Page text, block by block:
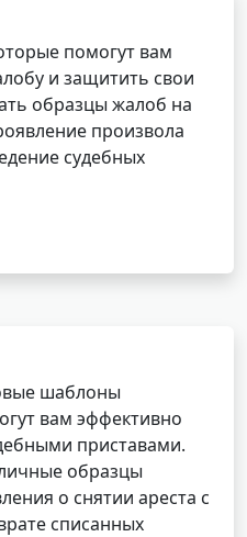
помогут вам
и защитить свои
образцы жалоб на
произвола
судебных
шаблоны
вам эффективно
приставами.
образцы
о снятии ареста с
списанных